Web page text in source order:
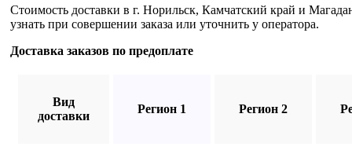
Стоимость доставки в г. Норильск, Камчатский край и
узнать при совершении заказа или уточнить у оператора.
Доставка заказов по предоплате
Вид
доставки
Регион 1 Регион 2